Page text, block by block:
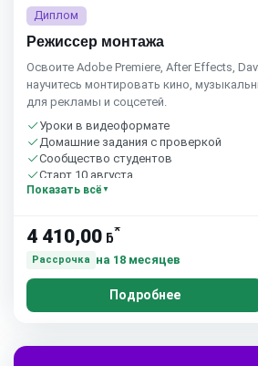
Диплом
Режиссер монтажа
Освоите Adobe Premiere, After Effects,
научитесь монтировать кино,
для рекламы и соцсетей.
Уроки в видеоформате
Домашние задания с проверкой
Сообщество студентов
Старт 10 августа
Показать всё
4 410,00 ƃ*
Рассрочка на 18 месяцев
Подробнее